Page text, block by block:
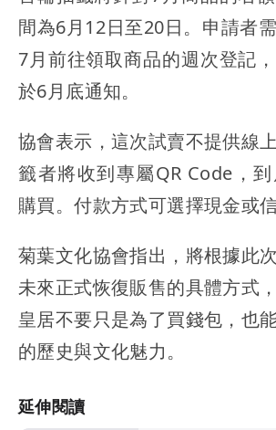
間為6月12日至20日。申請者
7月前往領取商品的週次登記
於6月底通知。
協會表示，這次試賣不提供線
籤者將收到專屬QR Code，
購買。付款方式可選擇現金或信
菊葉文化協會指出，將根據此
未來正式恢復販售的具體方式
皇居不要只是為了買錢包，也
的歷史與文化魅力。
延伸閱讀